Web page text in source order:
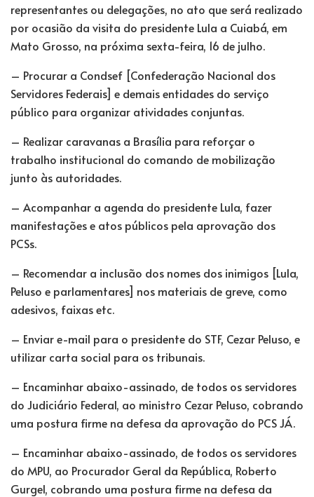
representantes ou delegações, no ato que será realizado
por ocasião da visita do presidente Lula a Cuiabá, em
Mato Grosso, na próxima sexta-feira, 16 de julho.
– Procurar a Condsef [Confederação Nacional dos
Servidores Federais] e demais entidades do serviço
público para organizar atividades conjuntas.
– Realizar caravanas a Brasília para reforçar o
trabalho institucional do comando de mobilização
junto às autoridades.
– Acompanhar a agenda do presidente Lula, fazer
manifestações e atos públicos pela aprovação dos
PCSs.
– Recomendar a inclusão dos nomes dos inimigos [Lula,
Peluso e parlamentares] nos materiais de greve, como
adesivos, faixas etc.
– Enviar e-mail para o presidente do STF, Cezar Peluso, e
utilizar carta social para os tribunais.
– Encaminhar abaixo-assinado, de todos os servidores
do Judiciário Federal, ao ministro Cezar Peluso, cobrando
uma postura firme na defesa da aprovação do PCS JÁ.
– Encaminhar abaixo-assinado, de todos os servidores
do MPU, ao Procurador Geral da República, Roberto
Gurgel, cobrando uma postura firme na defesa da